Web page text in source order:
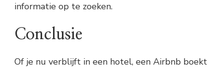
informatie op te zoeken.
Conclusie
Of je nu verblijft in een hotel, een Airbnb boekt